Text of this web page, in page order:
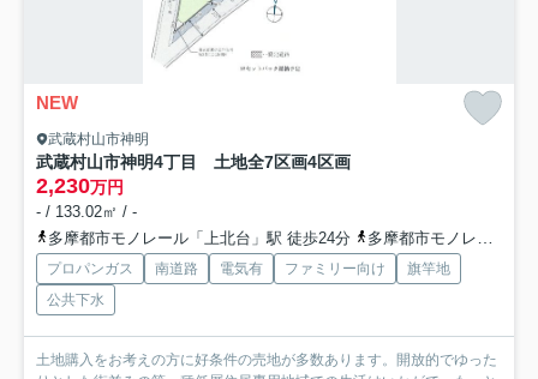
NEW
武蔵村山市神明
武蔵村山市神明4丁目 土地全7区画4区画
2,230万円
- / 133.02㎡ / -
多摩都市モノレール「上北台」駅 徒歩24分
多摩都市モノレール「上北台」駅 バス6分 東京都武蔵村山市「神明橋北（東京都）」 停歩4分
プロパンガス 南道路 電気有 ファミリー向け
旗竿地
公共下水
土地購入をお考えの方に好条件の売地が多数あります。開放的でゆった